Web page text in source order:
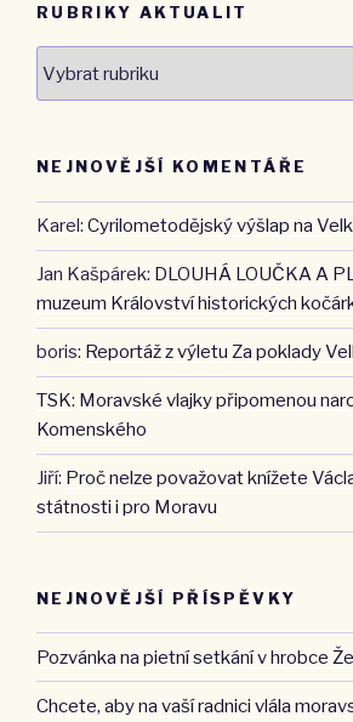
RUBRIKY AKTUALIT
NEJNOVĚJŠÍ KOMENTÁŘE
Karel : Cyrilometodějský výšlap na
Jan Kašpárek: DLOUHÁ LOUČKA A
muzeum Království historických
boris: Reportáž z výletu Za poklady
TSK: Moravské vlajky připomenou
Komenského
Jiří: Proč nelze považovat knížete
státnosti i pro Moravu
NEJNOVĚJŠÍ PŘÍSPĚVKY
Pozvánka na pietní setkání v hrobce
Chcete, aby na vaší radnici vlála